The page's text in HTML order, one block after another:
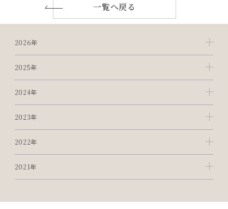
一覧へ戻る
2026年
2025年
2024年
2023年
2022年
2021年